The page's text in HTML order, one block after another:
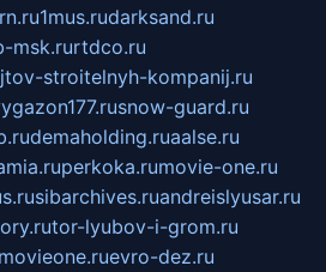
1mus.rudarksand.ru
msk.rurtdco.ru
stroitelnyh-kompanij.ru
snow-guard.ru
demaholding.ruaalse.ru
perkoka.rumovie-one.ru
sibarchives.ruandreislyusar.ru
tor-lyubov-i-grom.ru
movieone.ruevro-dez.ru